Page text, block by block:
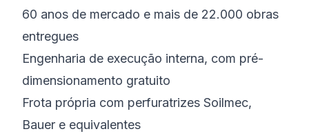
60 anos de mercado e mais de 22.000 obras
entregues
Engenharia de execução interna, com pré-
dimensionamento gratuito
Frota própria com perfuratrizes Soilmec,
Bauer e equivalentes